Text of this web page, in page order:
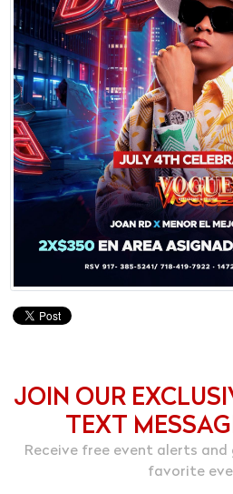
JOIN OUR
TEXT
Receive free event alerts
favorite